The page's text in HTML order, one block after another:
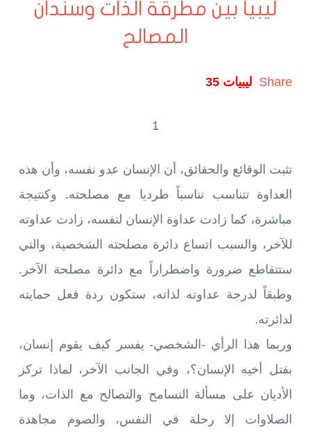
ليبيا بين مطرقة الذات وسندان
المصالح
Share ليبيات 35
1
تثبت الوقائع والحقائق، أن الإنسان عدو نفسه، وأن هذه
العداوة تتناسب تناسباً طرديا مع مصلحته. وكنتيجة
مباشرة، كما زادت عداوة الإنسان لنفسه، زادت عداوته
للآخر، والسبب اتساع دائرة مصلحته الشخصية، والتي
ستتقاطع ضرورة واضطراراً مع دائرة مصلحة الآخر.
وطبقاً لدرجة عداوته لذاته، ستكون ردة فعل حمايته
لدائرته.
وربما هذا الرأي -الشخصي- يفسر كيف يقوم إنسان،
بقتل أخيه الإنسان؟، وفي الجانب الآخر، لماذا تركز
الأديان على مسألة التسامح والتصالح مع الذات، وما
الصلاوات إلا رحلة في النفس، والصوم مجاهدة